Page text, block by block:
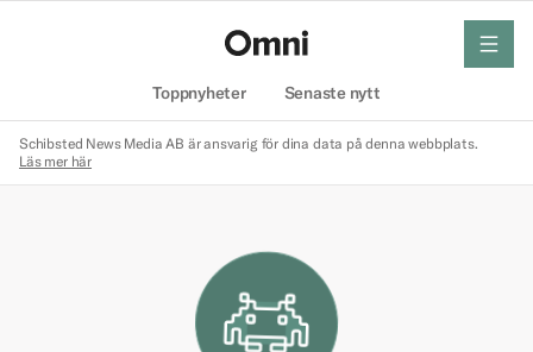
Toppnyheter Senaste nytt
meny
Schibsted News Media AB är ansvarig för dina data på denna webbplats.
Läs mer här